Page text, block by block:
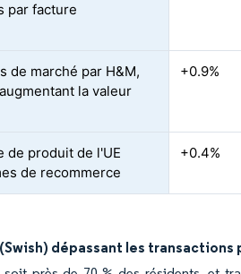
par facture
de marché par H&M,
la valeur
+0.9%
de produit de l'UE
de recommerce
+0.4%
dépassant les transactions